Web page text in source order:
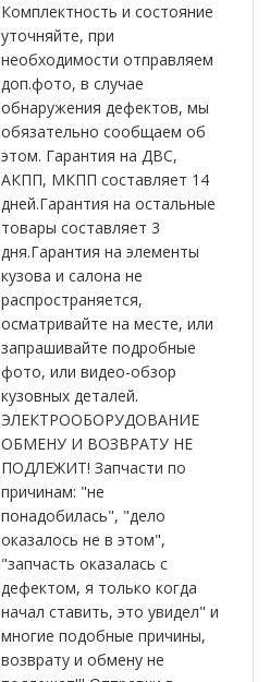
Комплектность и состояние
уточняйте, при
необходимости отправляем
доп.фото, в случае
обнаружения дефектов, мы
обязательно сообщаем об
этом. Гарантия на ДВС,
АКПП, МКПП составляет 14
дней.Гарантия на остальные
товары составляет 3
дня.Гарантия на элементы
кузова и салона не
распространяется,
осматривайте на месте, или
запрашивайте подробные
фото, или видео-обзор
кузовных деталей.
ЭЛЕКТРООБОРУДОВАНИЕ
ОБМЕНУ И ВОЗВРАТУ НЕ
ПОДЛЕЖИТ! Запчасти по
причинам: "не
понадобилась", "дело
оказалось не в этом",
"запчасть оказалась с
дефектом, я только когда
начал ставить, это увидел" и
многие подобные причины,
возврату и обмену не